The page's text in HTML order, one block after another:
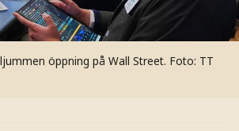
öppning på Wall Street. Foto: TT